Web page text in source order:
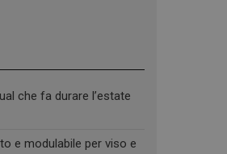
che fa durare l’estate
e modulabile per viso e